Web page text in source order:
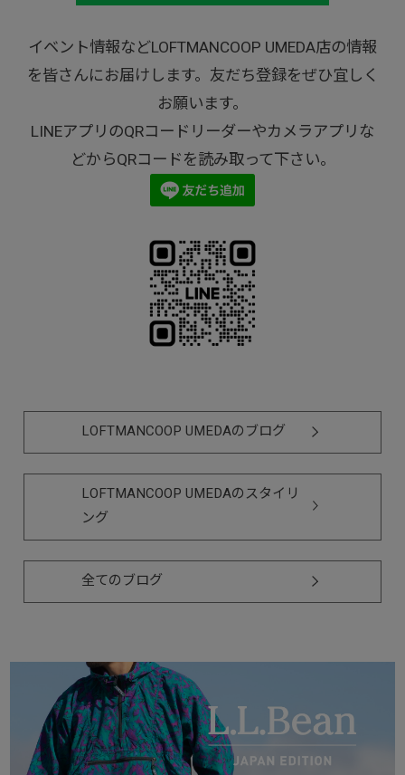
イベント情報などLOFTMANCOOP UMEDA店の情報
を皆さんにお届けします。友だち登録をぜひ宜しく
お願います。
LINEアプリのQRコードリーダーやカメラアプリな
どからQRコードを読み取って下さい。
LOFTMANCOOP UMEDAのブログ
LOFTMANCOOP UMEDAのスタイリ
ング
全てのブログ